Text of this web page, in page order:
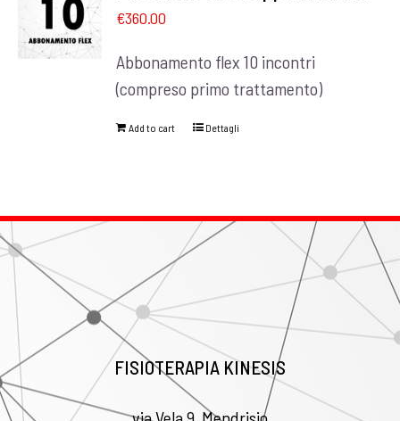
€360.00
Abbonamento flex 10 incontri
(compreso primo trattamento)
Add to cart Dettagli
FISIOTERAPIA KINESIS